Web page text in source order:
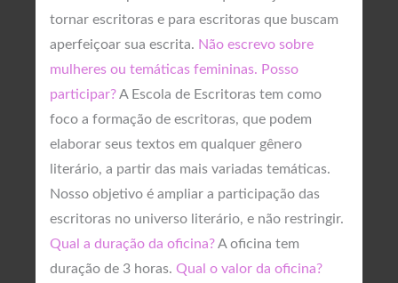
tornar escritoras e para escritoras que buscam
aperfeiçoar sua escrita. Não escrevo sobre
mulheres ou temáticas femininas. Posso
participar? A Escola de Escritoras tem como
foco a formação de escritoras, que podem
elaborar seus textos em qualquer gênero
literário, a partir das mais variadas temáticas.
Nosso objetivo é ampliar a participação das
escritoras no universo literário, e não restringir.
Qual a duração da oficina? A oficina tem
duração de 3 horas. Qual o valor da oficina?